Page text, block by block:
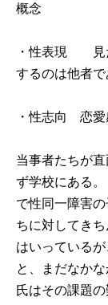
概念
・性表現 見
するのは他者
・性志向 恋愛
当事者たちが
ず学校にある
で性同一障害
ちに対してき
はいっている
と、まだなか
氏はその課題